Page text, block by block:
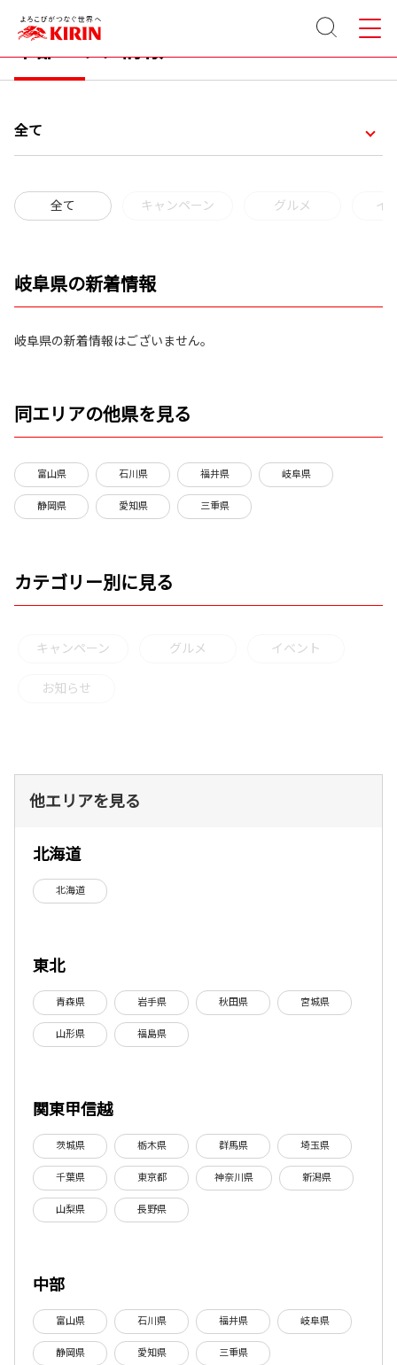
サイト
内検索
メニュ
ー
中部エリア情報
全て
全て キャンペーン グルメ イ
岐阜県の新着情報
岐阜県の新着情報はございません。
同エリアの他県を見る
富山県 石川県 福井県 岐阜県
静岡県 愛知県 三重県
カテゴリー別に見る
キャンペーン グルメ イベント
お知らせ
他エリアを見る
北海道
北海道
東北
青森県 岩手県 秋田県 宮城県
山形県 福島県
関東甲信越
茨城県 栃木県 群馬県 埼玉県
千葉県 東京都 神奈川県 新潟県
山梨県 長野県
中部
富山県 石川県 福井県 岐阜県
静岡県 愛知県 三重県